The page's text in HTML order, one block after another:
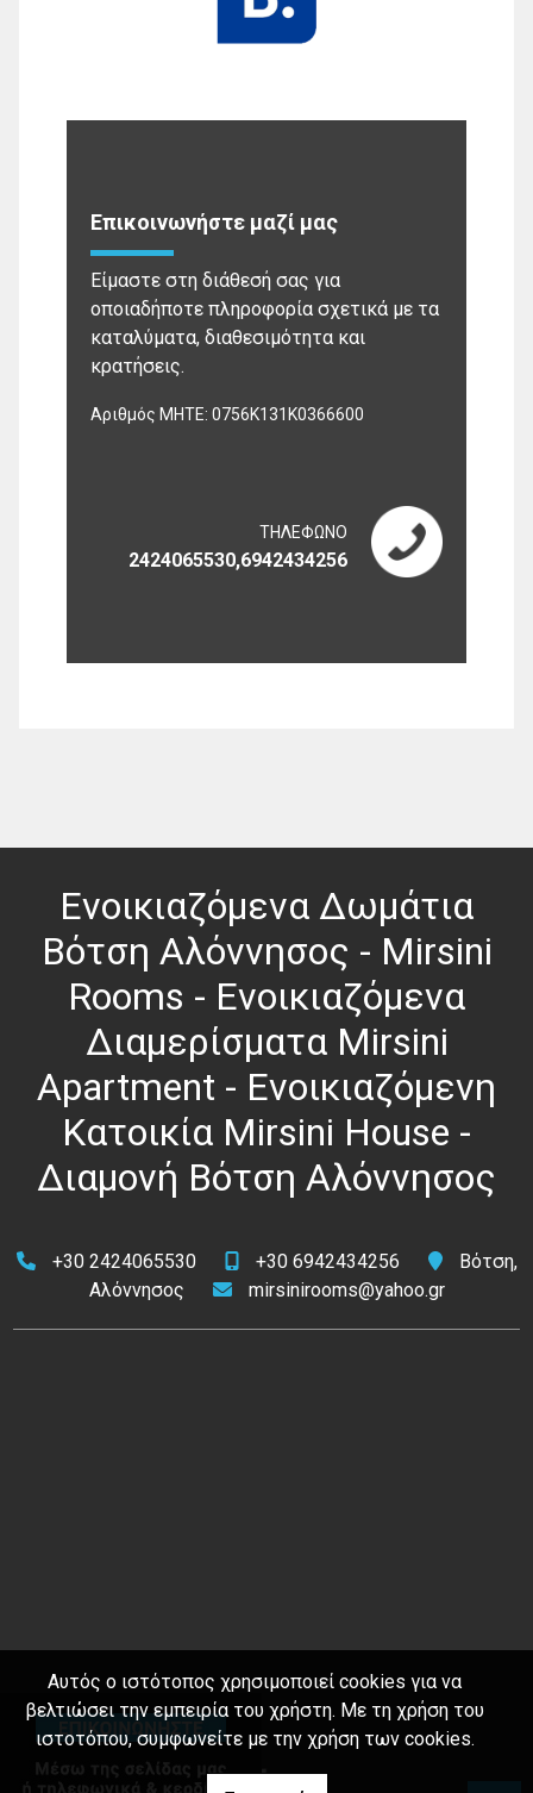
Επικοινωνήστε μαζί μας
Είμαστε στη διάθεσή σας για
οποιαδήποτε πληροφορία σχετικά με τα
καταλύματα, διαθεσιμότητα και
κρατήσεις.
Αριθμός ΜΗΤΕ: 0756Κ131Κ0366600
ΤΗΛΕΦΩΝΟ
2424065530,6942434256
Ενοικιαζόμενα Δωμάτια
Βότση Αλόννησος - Mirsini
Rooms - Ενοικιαζόμενα
Διαμερίσματα Mirsini
Apartment - Ενοικιαζόμενη
Κατοικία Mirsini House -
Διαμονή Βότση Αλόννησος
+30 2424065530 +30 6942434256
Βότση,
Αλόννησος
mirsinirooms@yahoo.gr
Αυτός ο ιστότοπος χρησιμοποιεί cookies για να
βελτιώσει την εμπειρία του χρήστη. Με τη χρήση του
ιστοτόπου, συμφωνείτε με την χρήση των cookies.